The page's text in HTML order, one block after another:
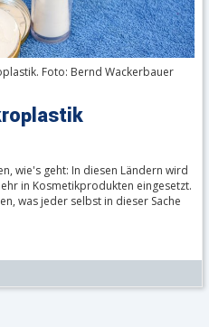
Foto: Bernd Wackerbauer
wie's geht: In diesen Ländern wird
in Kosmetikprodukten eingesetzt.
was jeder selbst in dieser Sache